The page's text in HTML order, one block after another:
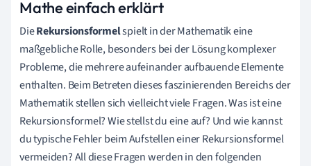
Mathe einfach erklärt
DieRekursionsformelspielt in der Mathematik eine
maßgebliche Rolle, besonders bei der Lösung komplexer
Probleme, die mehrere aufeinander aufbauende Elemente
enthalten. Beim Betreten dieses faszinierenden Bereichs der
Mathematik stellen sich vielleicht viele Fragen. Was ist eine
Rekursionsformel? Wie stellst du eine auf? Und wie kannst
du typische Fehler beim Aufstellen einer Rekursionsformel
vermeiden? All diese Fragen werden in den folgenden